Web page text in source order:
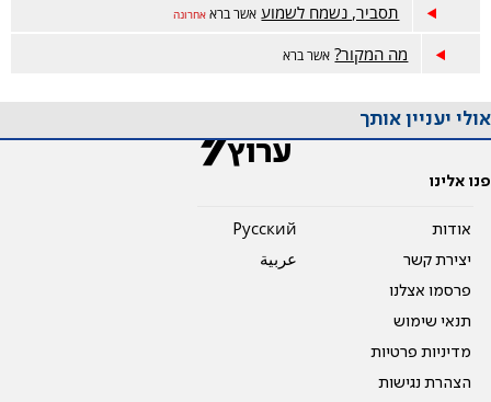
תסביר, נשמח לשמוע אשר ברא אחרונה
מה המקור? אשר ברא
אולי יעניין אותך
פנו אלינו
אודות
יצירת קשר
פרסמו אצלנו
תנאי שימוש
מדיניות פרטיות
הצהרת נגישות
Pусский
عربية